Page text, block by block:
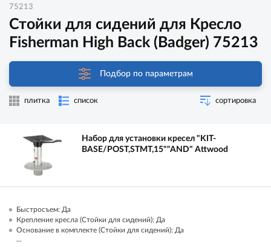
75213
Стойки для сидений для Кресло
Fisherman High Back (Badger) 75213
Подбор по параметрам
плитка список сортировка
Набор для установки кресел "KIT-
BASE/POST,STMT,15""AND" Attwood
Быстросъем: Да
Крепление кресла (Стойки для сидений): Да
Основание в комплекте (Стойки для сидений): Да
...